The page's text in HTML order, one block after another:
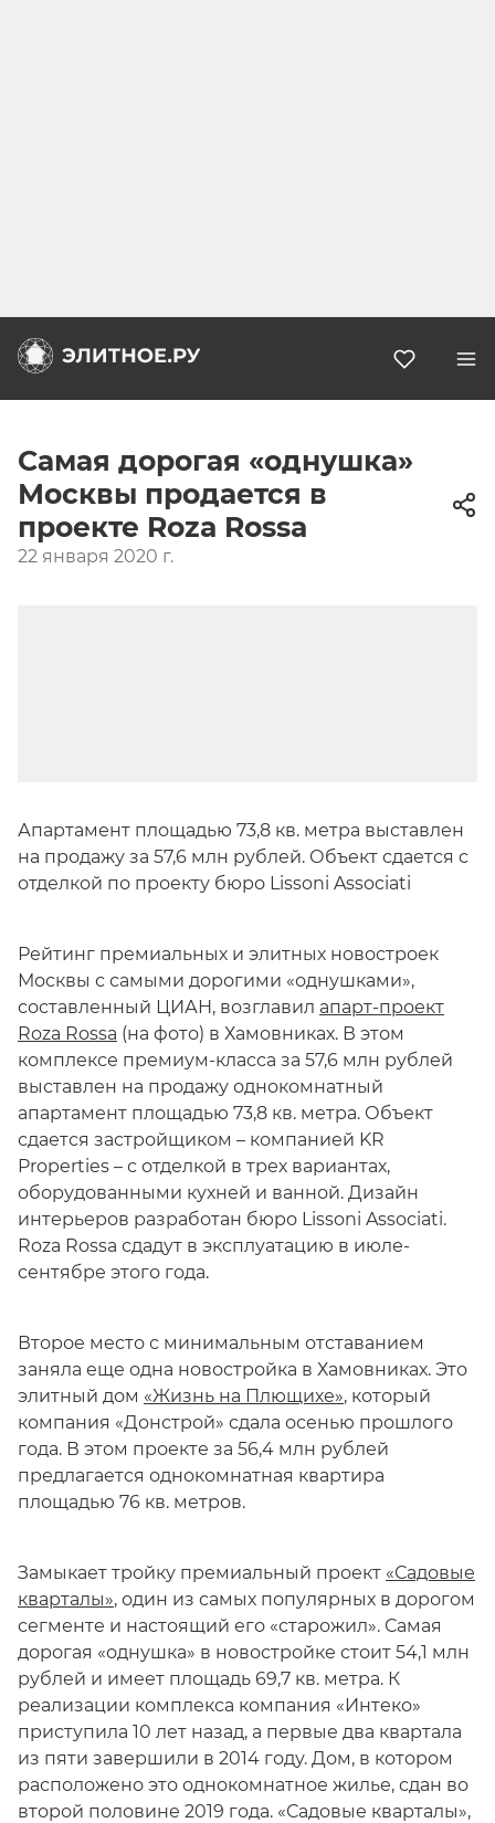
Самая дорогая «однушка»
Москвы продается в
проекте Roza Rossa
22 января 2020 г.
Апартамент площадью 73,8 кв. метра выставлен
на продажу за 57,6 млн рублей. Объект сдается с
отделкой по проекту бюро Lissoni Associati
Рейтинг премиальных и элитных новостроек
Москвы с самыми дорогими «однушками»,
составленный ЦИАН, возглавил апарт-проект
Roza Rossa (на фото) в Хамовниках. В этом
комплексе премиум-класса за 57,6 млн рублей
выставлен на продажу однокомнатный
апартамент площадью 73,8 кв. метра. Объект
сдается застройщиком – компанией KR
Properties – с отделкой в трех вариантах,
оборудованными кухней и ванной. Дизайн
интерьеров разработан бюро Lissoni Associati.
Roza Rossa сдадут в эксплуатацию в июле-
сентябре этого года.
Второе место с минимальным отставанием
заняла еще одна новостройка в Хамовниках. Это
элитный дом «Жизнь на Плющихе», который
компания «Донстрой» сдала осенью прошлого
года. В этом проекте за 56,4 млн рублей
предлагается однокомнатная квартира
площадью 76 кв. метров.
Замыкает тройку премиальный проект «Садовые
кварталы», один из самых популярных в дорогом
сегменте и настоящий его «старожил». Самая
дорогая «однушка» в новостройке стоит 54,1 млн
рублей и имеет площадь 69,7 кв. метра. К
реализации комплекса компания «Интеко»
приступила 10 лет назад, а первые два квартала
из пяти завершили в 2014 году. Дом, в котором
расположено это однокомнатное жилье, сдан во
второй половине 2019 года. «Садовые кварталы»,